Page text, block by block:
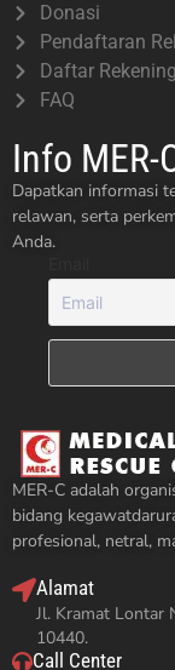
MER-C adalah
bidang
profesional, netral,
Alamat
Jl. Kramat Lontar
10440.
Call Center
Donasi
Pendaftaran
Daftar
FAQ
Info MER-
Dapatkan informasi
relawan, serta
Anda.